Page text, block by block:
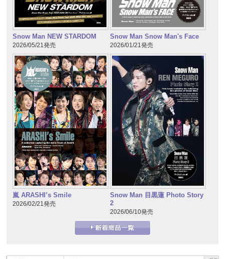
Snow Man NEW STARDOM
2026/05/21発売
Snow Man Snow Man's Face
2026/01/21発売
嵐 ARASHI’s Smile
2026/02/21発売
Snow Man 目黒蓮 Photo Story
2
2026/06/10発売